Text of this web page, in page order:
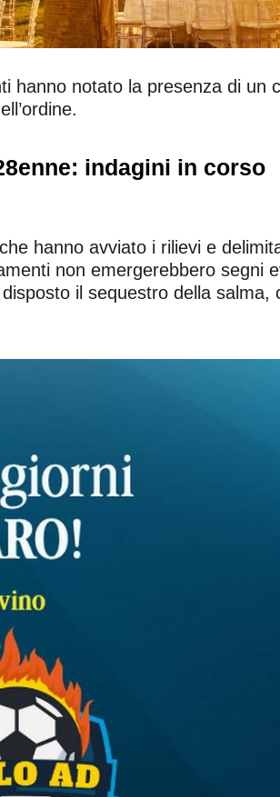
hanno notato la presenza di un
indagini in corso
hanno avviato i rilievi e
non emergerebbero segni
il sequestro della salma,